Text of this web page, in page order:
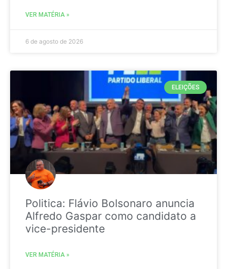
VER MATÉRIA »
6 de agosto de 2026
ELEIÇÕES
Politica: Flávio Bolsonaro anuncia
Alfredo Gaspar como candidato a
vice-presidente
VER MATÉRIA »